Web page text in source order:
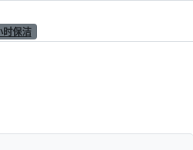
。天均安洁结合市场调研与自身
时保洁